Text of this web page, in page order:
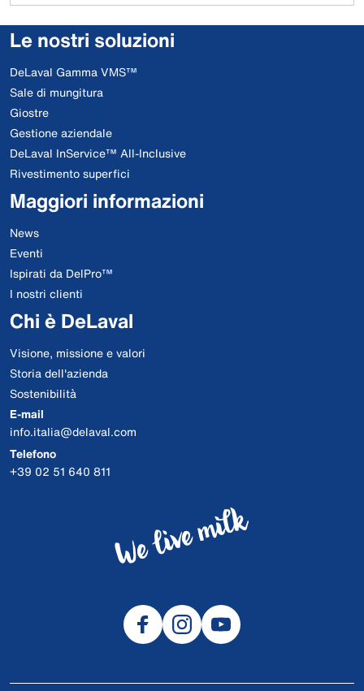
Le nostri soluzioni
DeLaval Gamma VMS™
Sale di mungitura
Giostre
Gestione aziendale
DeLaval InService™ All-Inclusive
Rivestimento superfici
Maggiori informazioni
News
Eventi
Ispirati da DelPro™
I nostri clienti
Chi è DeLaval
Visione, missione e valori
Storia dell'azienda
Sostenibilità
E-mail
info.italia@delaval.com
Telefono
+39 02 51 640 811